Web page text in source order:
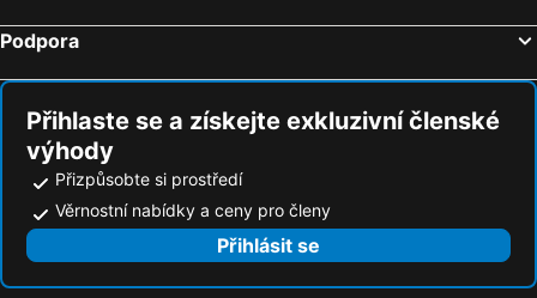
Podpora
Přihlaste se a získejte exkluzivní členské
výhody
Přizpůsobte si prostředí
Věrnostní nabídky a ceny pro členy
Přihlásit se